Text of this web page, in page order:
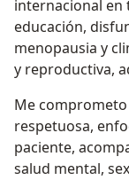
internacional en
educación,
menopausia y
y reproductiva,
Me
respetuosa,
paciente,
salud mental,